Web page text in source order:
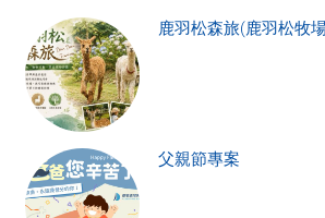
鹿羽松森旅(鹿羽松牧
父親節專案